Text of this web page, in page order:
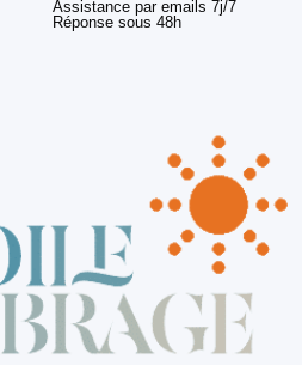
Assistance par emails 7j/7
Réponse sous 48h